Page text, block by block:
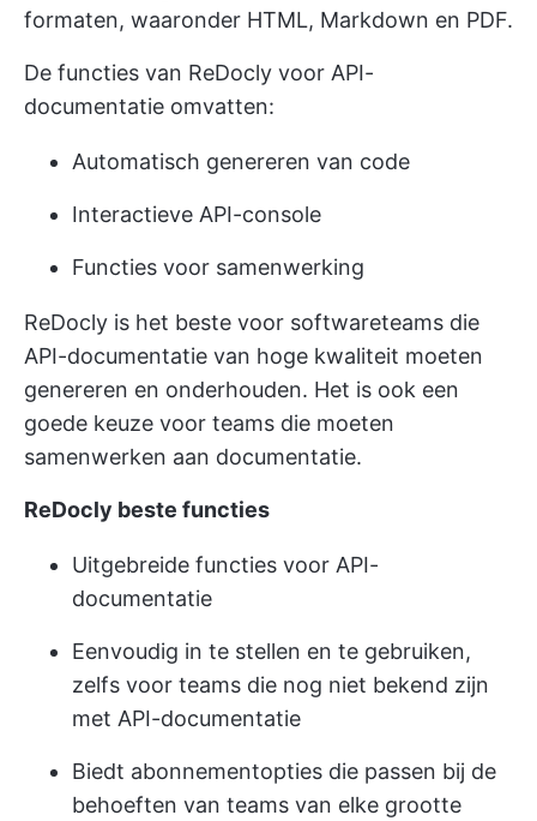
formaten, waaronder HTML, Markdown en PDF.
De functies van ReDocly voor API-
documentatie omvatten:
Automatisch genereren van code
Interactieve API-console
Functies voor samenwerking
ReDocly is het beste voor softwareteams die
API-documentatie van hoge kwaliteit moeten
genereren en onderhouden. Het is ook een
goede keuze voor teams die moeten
samenwerken aan documentatie.
ReDocly beste functies
Uitgebreide functies voor API-
documentatie
Eenvoudig in te stellen en te gebruiken,
zelfs voor teams die nog niet bekend zijn
met API-documentatie
Biedt abonnementopties die passen bij de
behoeften van teams van elke grootte